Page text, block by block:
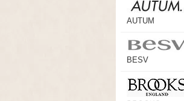
AUTUM
BESV